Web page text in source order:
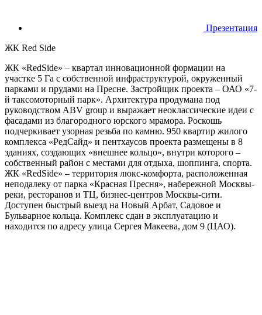
Презентация
ЖК Red Side
ЖК «RedSide» – квартал инновационной формации на
участке 5 Га с собственной инфраструктурой, окруженный
парками и прудами на Пресне. Застройщик проекта – ОАО «7-
й таксомоторный парк». Архитектура продумана под
руководством ABV group и выражает неоклассические идеи с
фасадами из благородного юрского мрамора. Роскошь
подчеркивает узорная резьба по камню. 950 квартир жилого
комплекса «РедСайд» и пентхаусов проекта размещены в 8
зданиях, создающих «внешнее кольцо», внутри которого –
собственный район с местами для отдыха, шоппинга, спорта.
ЖК «RedSide» – территория люкс-комфорта, расположенная
неподалеку от парка «Красная Пресня», набережной Москвы-
реки, ресторанов и ТЦ, бизнес-центров Москвы-сити.
Доступен быстрый выезд на Новый Арбат, Садовое и
Бульварное кольца. Комплекс сдан в эксплуатацию и
находится по адресу улица Сергея Макеева, дом 9 (ЦАО).